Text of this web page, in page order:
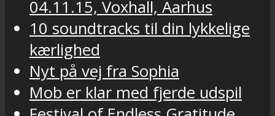
04.11.15, Voxhall, Aarhus
10 soundtracks til din lykkelige
kærlighed
Nyt på vej fra Sophia
Mob er klar med fjerde udspil